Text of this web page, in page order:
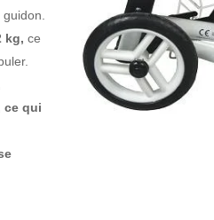
kg, ce
ce qui